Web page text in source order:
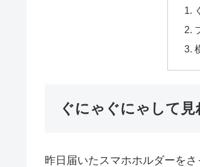
ぐにゃぐにゃして
昨日届いたスマホホルダーを